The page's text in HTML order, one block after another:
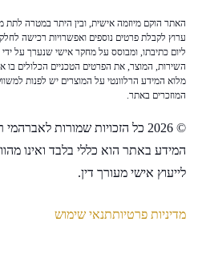
האתר הוקם מיוזמה אישית, ובין היתר במטרה
ערוץ לקבלת פרטים נוספים ואפשרויות רכישה
ליום כתיבתו, ומבוסס על מחקר אישי שנערך על
השירות, המוצר, את הפרטים הטכניים הכלולים בו
מלוא המידע הרלוונטי על המוצרים יש לפנות
המוזכרים באתר.
© 2026 כל הזכויות שמורות לאברהמי רוזן ושות'
המידע באתר הוא כללי בלבד ואינו
לייעוץ אישי מעורך דין.
מדיניות פרטיותתנאי שימוש